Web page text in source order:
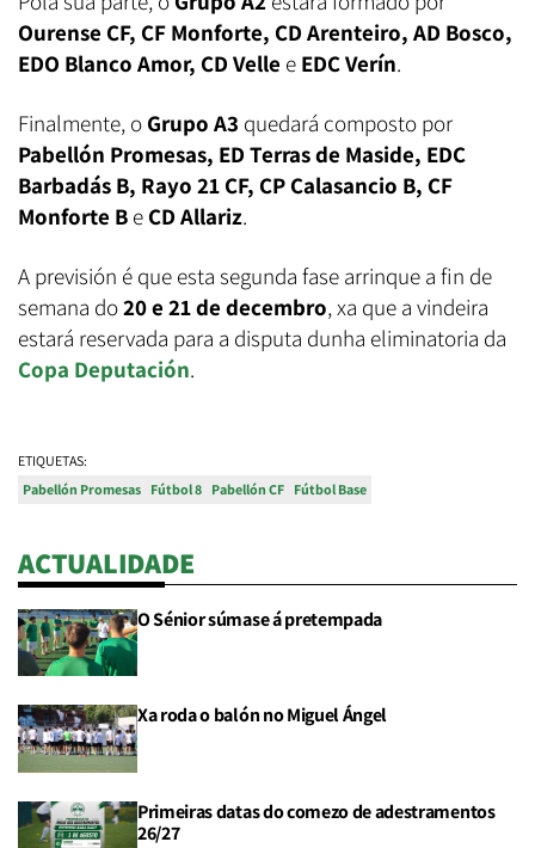
Ourense CF, CF Monforte, CD Arenteiro, AD Bosco,
EDO Blanco Amor, CD Velle e EDC Verín.
Finalmente, o Grupo A3 quedará composto por
Pabellón Promesas, ED Terras de Maside, EDC
Barbadás B, Rayo 21 CF, CP Calasancio B, CF
Monforte B e CD Allariz.
A previsión é que esta segunda fase arrinque a fin de
semana do20 e 21 de decembro, xa que a vindeira
estará reservada para a disputa dunha eliminatoria da
Copa Deputación.
ETIQUETAS:
Pabellón Promesas Fútbol 8 Pabellón CF Fútbol Base
ACTUALIDADE
O Sénior súmase á pretempada
Xa roda o balón no Miguel Ángel
Primeiras datas do comezo de adestramentos
26/27